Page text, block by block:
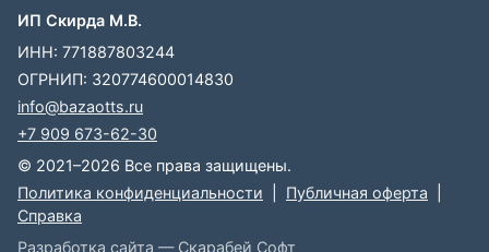
ИП Скирда М.В.
ИНН: 771887803244
ОГРНИП: 320774600014830
info@bazaotts.ru
+7 909 673-62-30
© 2021–2026 Все права защищены.
Политика конфиденциальности
Публичная оферта
Справка
Разработка сайта — Скарабей Софт